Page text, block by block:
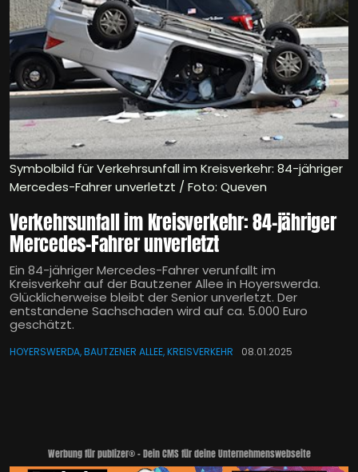
Symbolbild für Verkehrsunfall im Kreisverkehr: 84-jähriger
Mercedes-Fahrer unverletzt / Foto: Queven
Verkehrsunfall im Kreisverkehr: 84-jähriger
Mercedes-Fahrer unverletzt
Ein 84-jähriger Mercedes-Fahrer verunfallt im
Kreisverkehr auf der Bautzener Allee in Hoyerswerda.
Glücklicherweise bleibt der Senior unverletzt. Der
entstandene Sachschaden wird auf ca. 5.000 Euro
geschätzt.
HOYERSWERDA, BAUTZENER ALLEE, KREISVERKEHR 08.01.2025
Werbung für publizer® - Dein CMS für deine Unternehmenswebseite